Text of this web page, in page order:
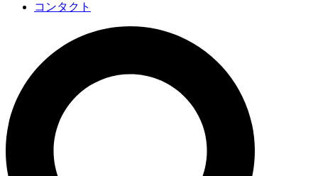
コンタクト